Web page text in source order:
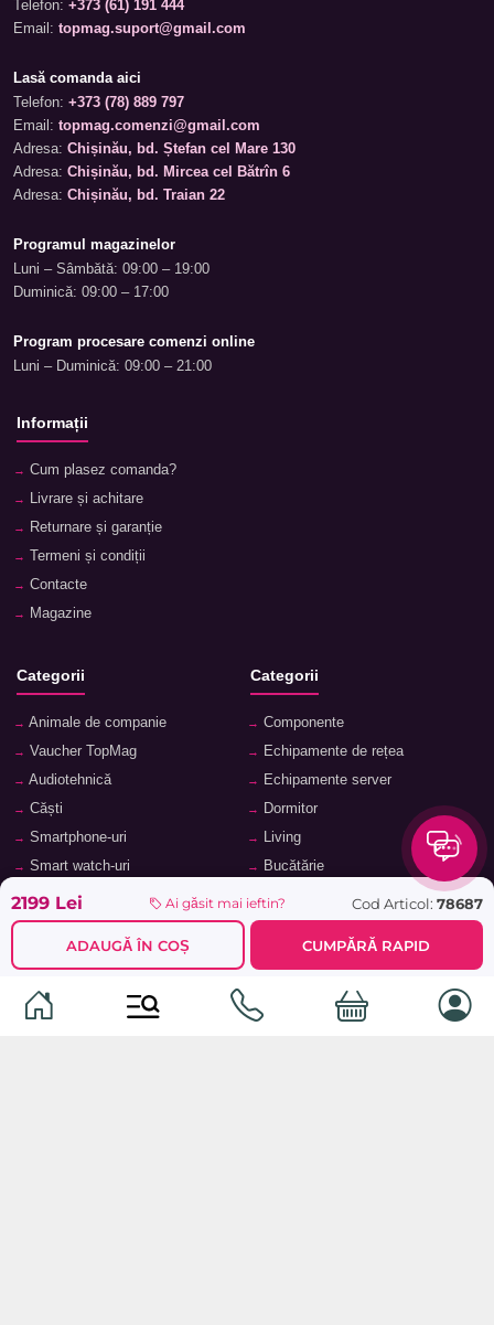
2199 Lei Ai găsit mai ieftin? Cod Articol: 78687
ADAUGĂ ÎN COȘ CUMPĂRĂ RAPID
Telefon: +373 (61) 191 444
Email: topmag.suport@gmail.com
Lasă comanda aici
Telefon: +373 (78) 889 797
Email: topmag.comenzi@gmail.com
Adresa: Chișinău, bd. Ștefan cel Mare 130
Adresa: Chișinău, bd. Mircea cel Bătrîn 6
Adresa: Chișinău, bd. Traian 22
Programul magazinelor
Luni – Sâmbătă: 09:00 – 19:00
Duminică: 09:00 – 17:00
Program procesare comenzi online
Luni – Duminică: 09:00 – 21:00
Informații
Cum plasez comanda?
Livrare și achitare
Returnare și garanție
Termeni și condiții
Contacte
Magazine
Categorii
Animale de companie
Vaucher TopMag
Audiotehnică
Căști
Smartphone-uri
Smart watch-uri
Telefoane mobile
Ochelari inteligenți
Software
Laptopuri și accesorii
Categorii
Componente
Echipamente de rețea
Echipamente server
Dormitor
Living
Bucătărie
Hol
Cameră copii
Birou și cabinet
etajere